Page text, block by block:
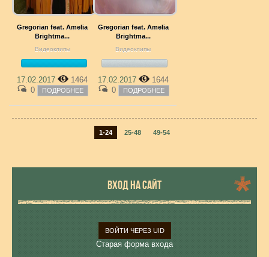
Gregorian feat. Amelia
Brightma...
Видеоклипы
17.02.2017
1464
0
ПОДРОБНЕЕ
Gregorian feat. Amelia
Brightma...
Видеоклипы
17.02.2017
1644
0
ПОДРОБНЕЕ
1-24 25-48 49-54
ВХОД НА САЙТ
ВОЙТИ ЧЕРЕЗ UID
Старая форма входа